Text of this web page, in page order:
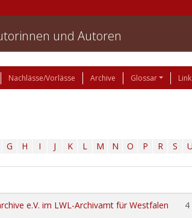
und Autoren
Nachlässe/Vorlässe Archive Glossar
G H I J K L M N O P R S U
e.V. im LWL-Archivamt für Westfalen
4